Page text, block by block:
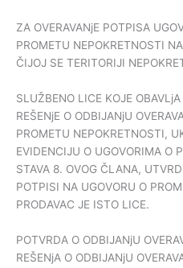
ZA OVERAVANjE POTPISA
PROMETU NEPOKRETNOSTI
ČIJOJ SE TERITORIJI
SLUŽBENO LICE KOJE OBAVLjA
REŠENjE O ODBIJANjU
PROMETU NEPOKRETNOSTI,
EVIDENCIJU O UGOVORIMA O
STAVA 8. OVOG ČLANA,
POTPISI NA UGOVORU O
PRODAVAC JE ISTO LICE.
POTVRDA O ODBIJANjU
REŠENjA O ODBIJANjU